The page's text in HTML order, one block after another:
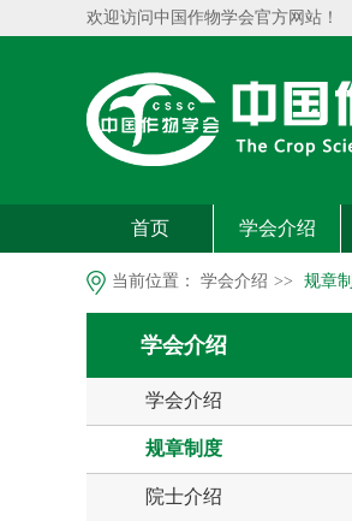
欢迎访问中国作物学会官方网站！
首页 学会介绍
当前位置： 学会介绍 >> 规章
学会介绍
学会介绍
规章制度
院士介绍